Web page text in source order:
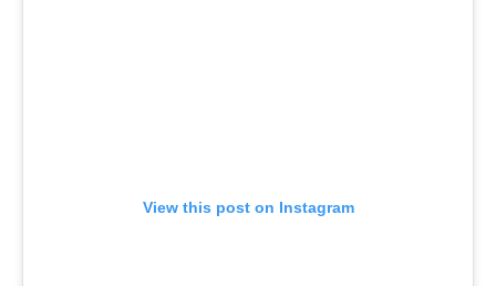
View this post on Instagram